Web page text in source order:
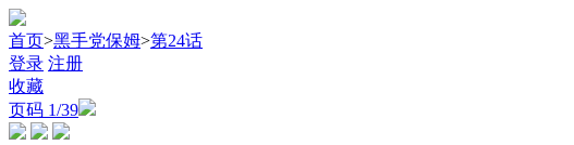
首页>黑手党保姆>第24话
登录 注册
收藏
页码 1/39